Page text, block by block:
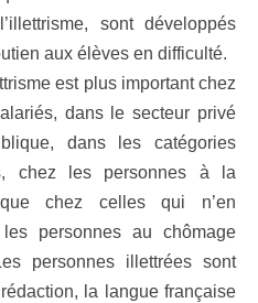
sont développés
aux élèves en difficulté.
est plus important chez
dans le secteur privé
dans les catégories
chez les personnes à la
chez celles qui n’en
personnes au chômage
personnes illettrées sont
la langue française